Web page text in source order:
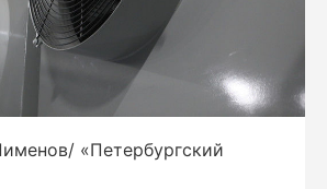
«Петербургский